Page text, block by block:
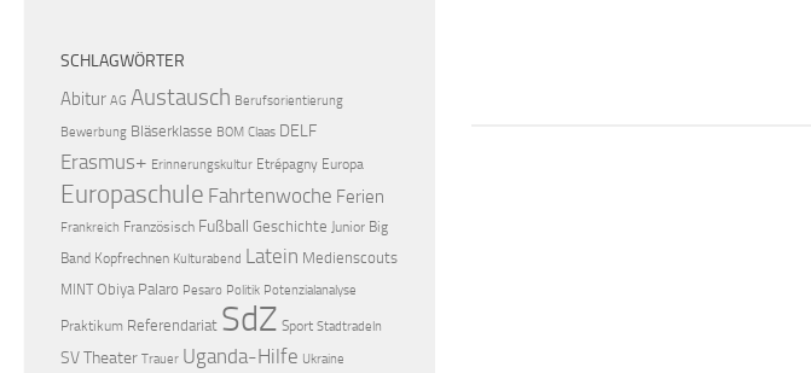
SCHLAGWÖRTER
Abitur AG Austausch Berufsorientierung
Bewerbung Bläserklasse BOM Claas DELF
Erasmus+ Erinnerungskultur Etrépagny Europa
Europaschule Fahrtenwoche Ferien
Frankreich Französisch Fußball Geschichte Junior Big
Band Kopfrechnen Kulturabend Latein Medienscouts
MINT Obiya Palaro Pesaro Politik Potenzialanalyse
Praktikum Referendariat SdZ Sport Stadtradeln
SVTheater Trauer Uganda-Hilfe Ukraine